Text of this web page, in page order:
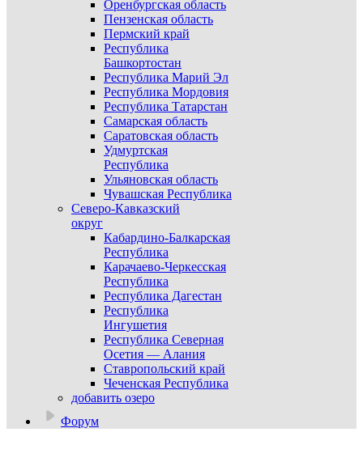
Оренбургская область
Пензенская область
Пермский край
Республика
Башкортостан
Республика Марий Эл
Республика Мордовия
Республика Татарстан
Самарская область
Саратовская область
Удмуртская
Республика
Ульяновская область
Чувашская Республика
Северо-Кавказский
округ
Кабардино-Балкарская
Республика
Карачаево-Черкесская
Республика
Республика Дагестан
Республика
Ингушетия
Республика Северная
Осетия — Алания
Ставропольский край
Чеченская Республика
добавить озеро
Форум